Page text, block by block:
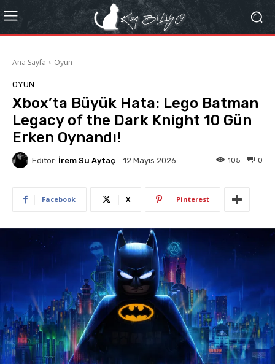
Ana Sayfa Oyun
OYUN
Xbox’ta Büyük Hata: Lego Batman
Legacy of the Dark Knight 10 Gün
Erken Oynandı!
Editör: İrem Su Aytaç 12 Mayıs 2026 0
105
Facebook X Pinterest